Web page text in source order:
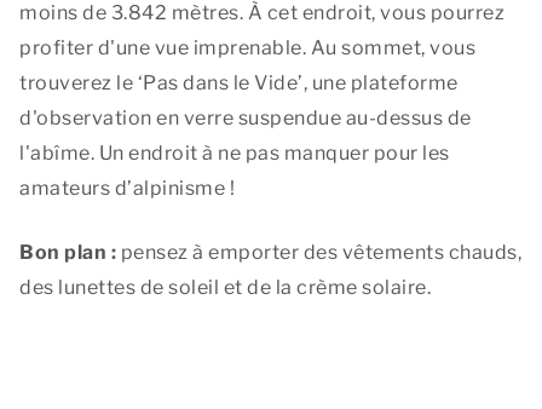
moins de 3.842 mètres. À cet endroit, vous pourrez
profiter d'une vue imprenable. Au sommet, vous
trouverez le ‘Pas dans le Vide’, une plateforme
d'observation en verre suspendue au-dessus de
l'abîme. Un endroit à ne pas manquer pour les
amateurs d’alpinisme !
Bon plan : pensez à emporter des vêtements chauds,
des lunettes de soleil et de la crème solaire.